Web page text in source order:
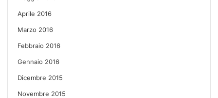
Aprile 2016
Marzo 2016
Febbraio 2016
Gennaio 2016
Dicembre 2015
Novembre 2015